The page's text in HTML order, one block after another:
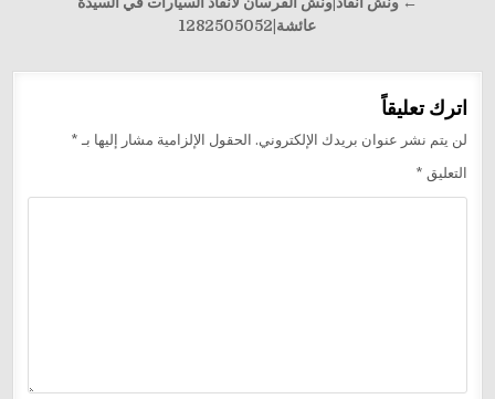
عائشة|1282505052
اترك تعليقاً
لن يتم نشر عنوان بريدك الإلكتروني. الحقول الإلزامية مشار إليها بـ *
التعليق *